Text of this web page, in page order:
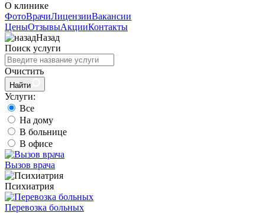
О клинике
ФотоВрачиЛицензииВакансии
ЦеныОтзывыАкцииКонтакты
Назад
Поиск услуги
Очистить
Найти
Услуги:
Все
На дому
В больнице
В офисе
Вызов врача
Психиатрия
Перевозка больных